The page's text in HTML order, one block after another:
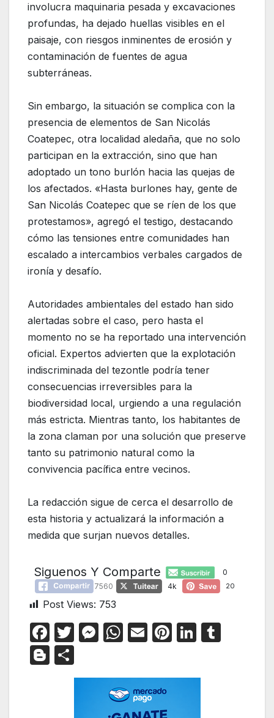
involucra maquinaria pesada y excavaciones
profundas, ha dejado huellas visibles en el
paisaje, con riesgos inminentes de erosión y
contaminación de fuentes de agua
subterráneas.
Sin embargo, la situación se complica con la
presencia de elementos de San Nicolás
Coatepec, otra localidad aledaña, que no solo
participan en la extracción, sino que han
adoptado un tono burlón hacia las quejas de
los afectados. «Hasta burlones hay, gente de
San Nicolás Coatepec que se ríen de los que
protestamos», agregó el testigo, destacando
cómo las tensiones entre comunidades han
escalado a intercambios verbales cargados de
ironía y desafío.
Autoridades ambientales del estado han sido
alertadas sobre el caso, pero hasta el
momento no se ha reportado una intervención
oficial. Expertos advierten que la explotación
indiscriminada del tezontle podría tener
consecuencias irreversibles para la
biodiversidad local, urgiendo a una regulación
más estricta. Mientras tanto, los habitantes de
la zona claman por una solución que preserve
tanto su patrimonio natural como la
convivencia pacífica entre vecinos.
La redacción sigue de cerca el desarrollo de
esta historia y actualizará la información a
medida que surjan nuevos detalles.
Siguenos Y Comparte
0
7560
4k 20
Post Views: 753
F
a
c
T
itt
M
s
e
W
at
s
A
E
ail
Pi
er
Li
k
Bl
o